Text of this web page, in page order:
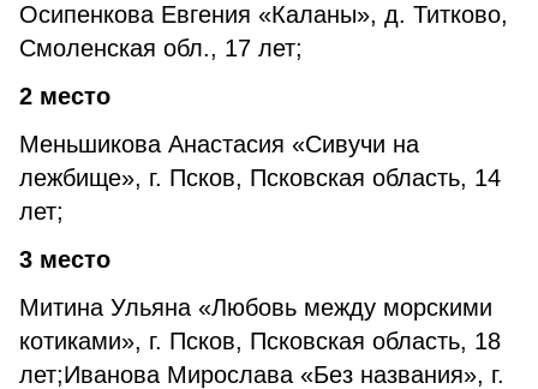
Осипенкова Евгения «Каланы», д. Титково,
Смоленская обл., 17 лет;
2 место
Меньшикова Анастасия «Сивучи на
лежбище», г. Псков, Псковская область, 14
лет;
3 место
Митина Ульяна «Любовь между морскими
котиками», г. Псков, Псковская область, 18
лет;Иванова Мирослава «Без названия», г.